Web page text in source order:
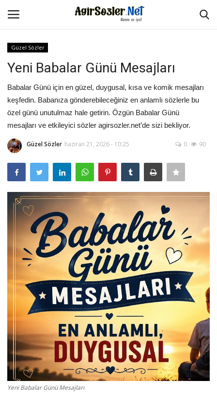
Anasayfa
İletişim
Aşk Sözleri
Güzel Sözler
Ağır Sözler
Damar Sözler
Komik Sözler
ilahi sözleri
Dini Sözler
Günaydın Mesajları
Güzel Sözler
Yeni Babalar Günü Mesajları
Babalar Günü için en güzel, duygusal, kısa ve komik mesajları
keşfedin. Babanıza gönderebileceğiniz en anlamlı sözlerle bu
özel günü unutulmaz hale getirin. Özgün Babalar Günü
mesajları ve etkileyici sözler agirsozler.net’de sizi bekliyor.
Güzel Sözler haziran 21, 2026 - 10:25 0 90
Yeni Babalar Günü Mesajları